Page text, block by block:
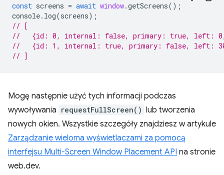
const screens = await window.getScreens();
console. log(screens);
// [
//   {id: 0, internal: false, primary: true, left:
//   {id: 1, internal: true, primary: false, left:
// ]
Mogę następnie użyć tych informacji podczas
wywoływania requestFullScreen() lub tworzenia
nowych okien. Wszystkie szczegóły znajdziesz w artykule
Zarządzanie wieloma wyświetlaczami za pomocą
interfejsu Multi-Screen Window Placement API na stronie
web.dev.